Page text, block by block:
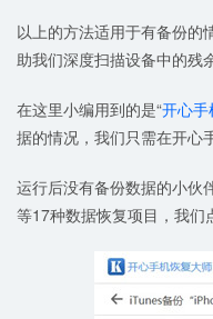
以上的方法适用于有备份的
助我们深度扫描设备中的残
在这里小编用到的是“开心
据的情况，我们只需在开心
运行后没有备份数据的小伙
等17种数据恢复项目，我们